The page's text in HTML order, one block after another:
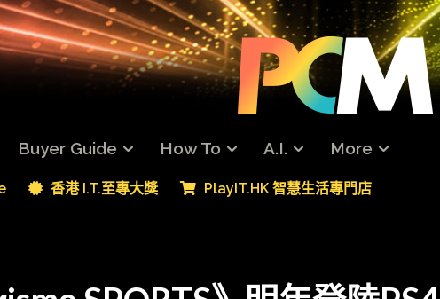
Buyer Guide How To A.I. More
香港 I.T.至專大獎 PlayIT.HK 智慧生活專門店